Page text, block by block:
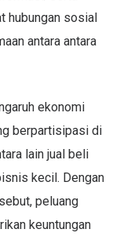
hubungan sosial
antara antara
ekonomi
berpartisipasi di
lain jual beli
kecil. Dengan
peluang
keuntungan